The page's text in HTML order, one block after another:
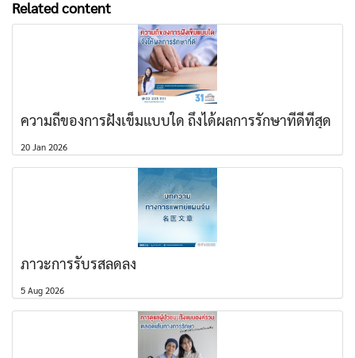
Related content
ความถี่ของการฝังเข็มแบบใด ถึงได้ผลการรักษาที่ดีที่สุด
20 Jan 2026
ภาวะการรับรสลดลง
5 Aug 2026